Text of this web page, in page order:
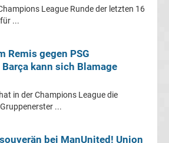
League Runde der letzten 16
...
Remis gegen PSG
kann sich Blamage
in der Champions League die
...
bei ManUnited! Union